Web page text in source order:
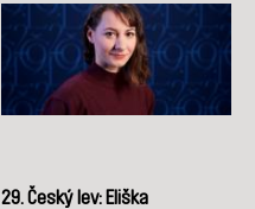
29. Český lev: Eliška